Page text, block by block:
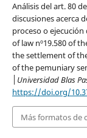
Análisis del art. 80
discusiones acerca
proceso o
of law nº19.580 of
the settlement of
of the pemuniary
│Universidad Blas
https://doi.org/
Más formatos de